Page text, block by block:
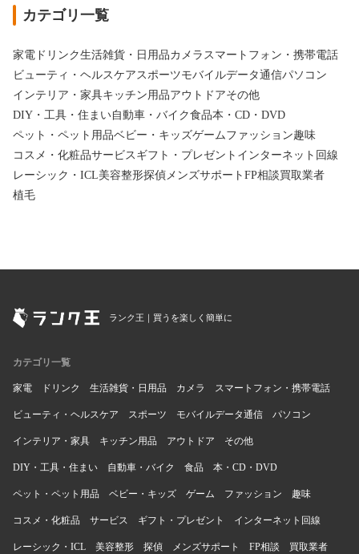
カテゴリ一覧
家電 ドリンク生活雑貨・日用品カメラ スマートフォン・携帯電話
ビューティ・ヘルスケアスポーツモバイルデータ通信パソコン
インテリア・家具キッチン用品アウトドアその他
DIY・工具・住まい自動車・バイク食品本・CD・DVD
ペット・ペット用品ベビー・キッズゲームファッション趣味
コスメ・化粧品サービス ギフト・プレゼント インターネット回線
レーシック・ICL美容整形探偵メンズサポート FP相談買取業者
植毛
ランク王｜買うを楽しく簡単に
カテゴリ一覧
家電 ドリンク 生活雑貨・日用品 カメラ スマートフォン・携帯電話
ビューティ・ヘルスケア スポーツ モバイルデータ通信 パソコン
インテリア・家具 キッチン用品 アウトドア その他
DIY・工具・住まい 自動車・バイク 食品 本・CD・DVD
ペット・ペット用品 ベビー・キッズ ゲーム ファッション 趣味
コスメ・化粧品 サービス ギフト・プレゼント インターネット回線
レーシック・ICL 美容整形 探偵 メンズサポート FP相談 買取業者